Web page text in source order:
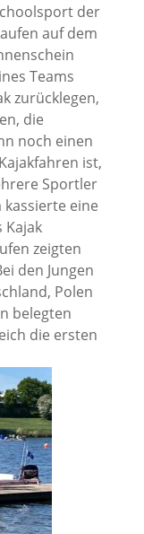
der
auf dem
Teams
zurücklegen,
die
noch einen
ist,
Sportler
kassierte eine
Kajak
zeigten
den Jungen
Polen
belegten
die ersten